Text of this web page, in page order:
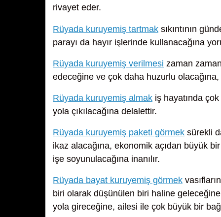
rivayet eder.
Rüyada kuruyemiş tartmak sıkıntının
parayı da hayır işlerinde kullanacağına
Rüyada kuruyemiş verilmesi zaman
edeceğine ve çok daha huzurlu
Rüyada kuruyemiş almak iş hayatında
yola çıkılacağına delalettir.
Rüyada kuruyemiş paketi görmek sürekli
ikaz alacağına, ekonomik açıdan büyük
işe soyunulacağına inanılır.
Rüyada bayat kuruyemiş görmek
biri olarak düşünülen biri haline
yola gireceğine, ailesi ile çok büyük bir